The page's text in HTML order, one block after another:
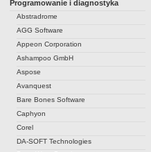
Programowanie i diagnostyka
Abstradrome
AGG Software
Appeon Corporation
Ashampoo GmbH
Aspose
Avanquest
Bare Bones Software
Caphyon
Corel
DA-SOFT Technologies